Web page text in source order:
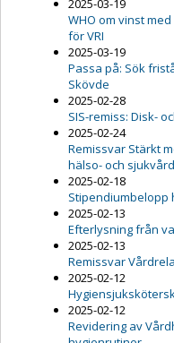
2025-03-19
WHO om vinst
för VRI
2025-03-19
Passa på: Sök
Skövde
2025-02-28
SIS-remiss: Disk-
2025-02-24
Remissvar Stärkt
hälso- och sjukvård
2025-02-18
Stipendiumbelopp
2025-02-13
Efterlysning från
2025-02-13
Remissvar
2025-02-12
2025-02-12
Revidering av